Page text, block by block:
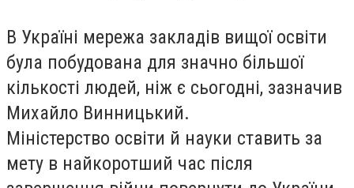
В Україні мережа закладів вищої освіти
була побудована для значно більшої
кількості людей, ніж є сьогодні, зазначив
Михайло Винницький.
Міністерство освіти й науки ставить за
мету в найкоротший час після